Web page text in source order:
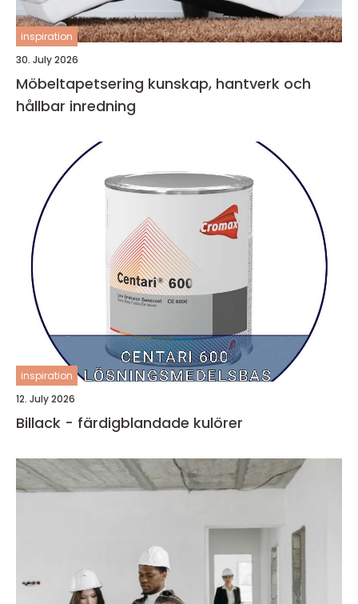
inspiration
30. July 2026
Möbeltapetsering kunskap, hantverk och
hållbar inredning
inspiration
12. July 2026
Billack - färdigblandade kulörer